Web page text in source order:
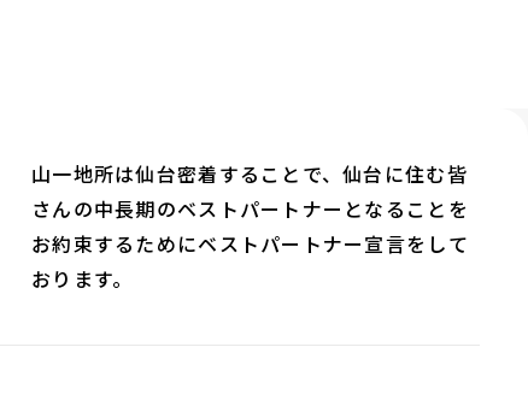
山一地所は仙台密着することで、仙台に住む皆
さんの中長期のベストパートナーとなることを
お約束するためにベストパートナー宣言をして
おります。